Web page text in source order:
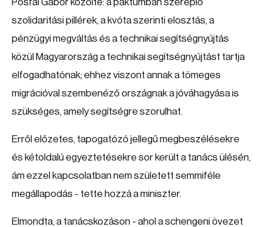
Pósfai Gábor közölte: a paktumban szereplő
szolidaritási pillérek, a kvóta szerinti elosztás, a
pénzügyi megváltás és a technikai segítségnyújtás
közül Magyarország a technikai segítségnyújtást tartja
elfogadhatónak; ehhez viszont annak a tömeges
migrációval szembenéző országnak a jóváhagyása is
szükséges, amely segítségre szorulhat.
Erről előzetes, tapogatózó jellegű megbeszélésekre
és kétoldalú egyeztetésekre sor került a tanács ülésén,
ám ezzel kapcsolatban nem született semmiféle
megállapodás - tette hozzá a miniszter.
Elmondta, a tanácskozáson - ahol a schengeni övezet